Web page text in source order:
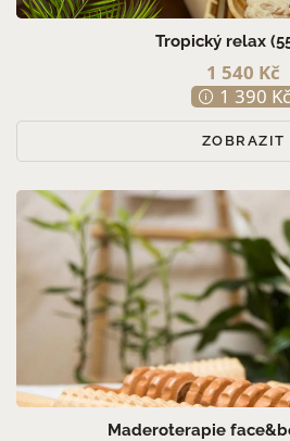
Tropický relax
1 540 Kč
1 390 Kč
ZOBRAZIT
Maderoterapie